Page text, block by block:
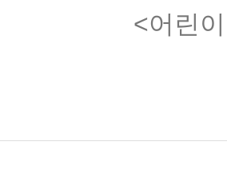
<어린